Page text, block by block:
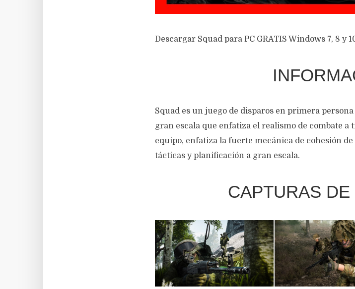
Descargar Squad para PC GRATIS Windows 7, 8 y
Squad es un juego de disparos en primera
gran escala que enfatiza el realismo de combate
equipo, enfatiza la fuerte mecánica de cohesión
tácticas y planificación a gran escala.
CAPTURAS DE